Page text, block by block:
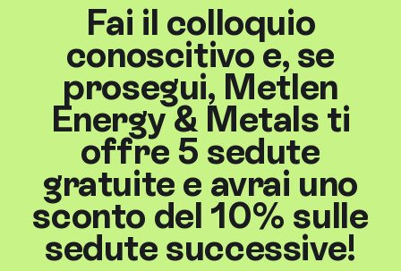
Fai il colloquio
conoscitivo e, se
prosegui, Metlen
Energy & Metals ti
offre 5 sedute
gratuite e avrai uno
sconto del 10% sulle
sedute successive!